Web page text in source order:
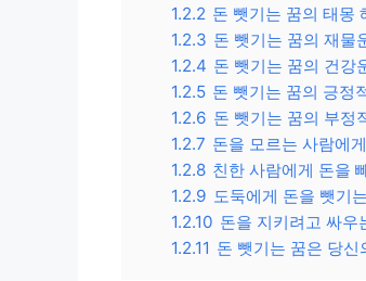
1.2.2 돈 뺏기는 꿈의 태몽
1.2.3 돈 뺏기는 꿈의 재물
1.2.4 돈 뺏기는 꿈의 건강
1.2.5 돈 뺏기는 꿈의 긍정
1.2.6 돈 뺏기는 꿈의 부정
1.2.7 돈을 모르는 사람에
1.2.8 친한 사람에게 돈을
1.2.9 도둑에게 돈을 뺏기
1.2.10 돈을 지키려고 싸우
1.2.11 돈 뺏기는 꿈은 당